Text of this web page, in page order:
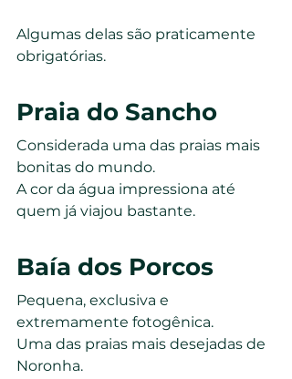
Algumas delas são praticamente
obrigatórias.
Praia do Sancho
Considerada uma das praias mais
bonitas do mundo.
A cor da água impressiona até
quem já viajou bastante.
Baía dos Porcos
Pequena, exclusiva e
extremamente fotogênica.
Uma das praias mais desejadas de
Noronha.